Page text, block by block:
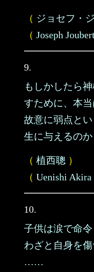
（ ジョセフ・
（ Joseph
9.
もしかしたら
すために、本
故意に弱点と
生に与えるのか
（ 植西聰 ）
（ Uenishi Akira
10.
子供は涙で命令
わざと自身を傷
……